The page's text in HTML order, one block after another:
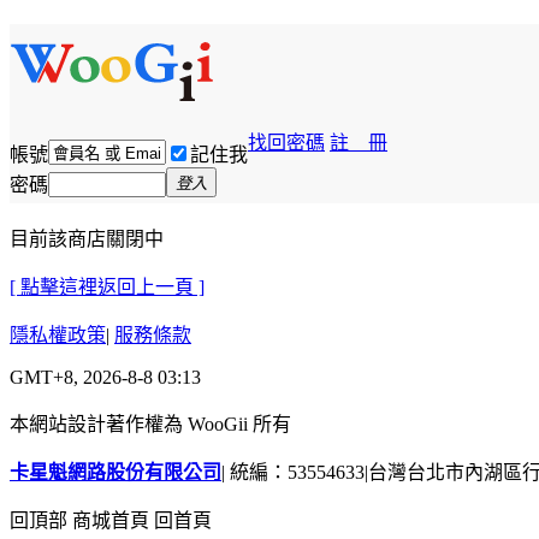
帳號 記住我
找回密碼 註 冊
密碼 登入
目前該商店關閉中
[ 點擊這裡返回上一頁 ]
隱私權政策| 服務條款
GMT+8, 2026-8-8 03:13
本網站設計著作權為 WooGii 所有
卡星魁網路股份有限公司 | 統編：53554633|台灣台北市內湖區
回頂部 商城首頁 回首頁